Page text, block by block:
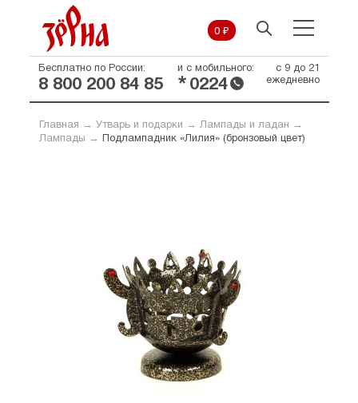
0 ₽
Бесплатно по России:
8 800 200 84 85
и с мобильного:
* 0224
с 9 до 21
ежедневно
Главная → Утварь и подарки → Лампады и ладан →
Лампады → Подлампадник «Лилия» (бронзовый цвет)